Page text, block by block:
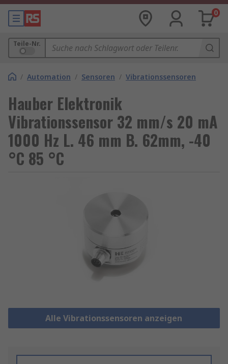
0
Teile-Nr.
/ Automation / Sensoren / Vibrationssensoren
Hauber Elektronik
Vibrationssensor 32 mm/s 20 mA
1000 Hz L. 46 mm B. 62mm, -40
°C 85 °C
Alle Vibrationssensoren anzeigen